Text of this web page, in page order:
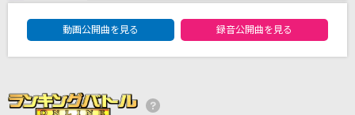
わたしの一番かわいいところ
FRUITS ZIPPER
kemu feat.IA
動画公開曲を見る 録音公開曲を見る